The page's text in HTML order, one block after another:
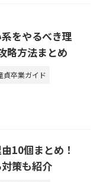
をやるべき理
略方法まとめ
貞卒業ガイド
10個まとめ！
策も紹介